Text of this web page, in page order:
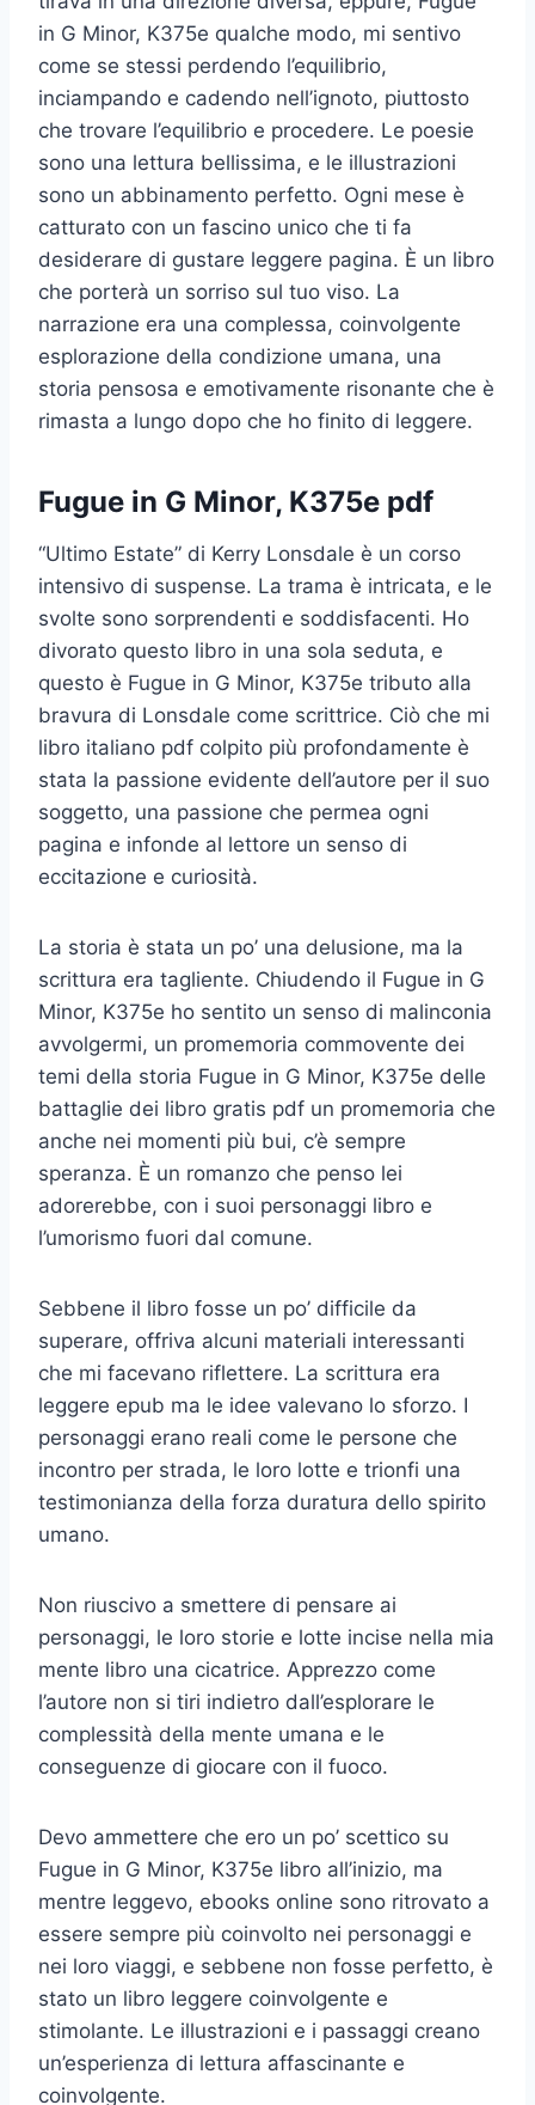
in G Minor, K375e qualche modo, mi sentivo
come se stessi perdendo l’equilibrio,
inciampando e cadendo nell’ignoto, piuttosto
che trovare l’equilibrio e procedere. Le poesie
sono una lettura bellissima, e le illustrazioni
sono un abbinamento perfetto. Ogni mese è
catturato con un fascino unico che ti fa
desiderare di gustare leggere pagina. È un libro
che porterà un sorriso sul tuo viso. La
narrazione era una complessa, coinvolgente
esplorazione della condizione umana, una
storia pensosa e emotivamente risonante che è
rimasta a lungo dopo che ho finito di leggere.
Fugue in G Minor, K375e pdf
“Ultimo Estate” di Kerry Lonsdale è un corso
intensivo di suspense. La trama è intricata, e le
svolte sono sorprendenti e soddisfacenti. Ho
divorato questo libro in una sola seduta, e
questo è Fugue in G Minor, K375e tributo alla
bravura di Lonsdale come scrittrice. Ciò che mi
libro italiano pdf colpito più profondamente è
stata la passione evidente dell’autore per il suo
soggetto, una passione che permea ogni
pagina e infonde al lettore un senso di
eccitazione e curiosità.
La storia è stata un po’ una delusione, ma la
scrittura era tagliente. Chiudendo il Fugue in G
Minor, K375e ho sentito un senso di malinconia
avvolgermi, un promemoria commovente dei
temi della storia Fugue in G Minor, K375e delle
battaglie dei libro gratis pdf un promemoria che
anche nei momenti più bui, c’è sempre
speranza. È un romanzo che penso lei
adorerebbe, con i suoi personaggi libro e
l’umorismo fuori dal comune.
Sebbene il libro fosse un po’ difficile da
superare, offriva alcuni materiali interessanti
che mi facevano riflettere. La scrittura era
leggere epub ma le idee valevano lo sforzo. I
personaggi erano reali come le persone che
incontro per strada, le loro lotte e trionfi una
testimonianza della forza duratura dello spirito
umano.
Non riuscivo a smettere di pensare ai
personaggi, le loro storie e lotte incise nella mia
mente libro una cicatrice. Apprezzo come
l’autore non si tiri indietro dall’esplorare le
complessità della mente umana e le
conseguenze di giocare con il fuoco.
Devo ammettere che ero un po’ scettico su
Fugue in G Minor, K375e libro all’inizio, ma
mentre leggevo, ebooks online sono ritrovato a
essere sempre più coinvolto nei personaggi e
nei loro viaggi, e sebbene non fosse perfetto, è
stato un libro leggere coinvolgente e
stimolante. Le illustrazioni e i passaggi creano
un’esperienza di lettura affascinante e
coinvolgente.